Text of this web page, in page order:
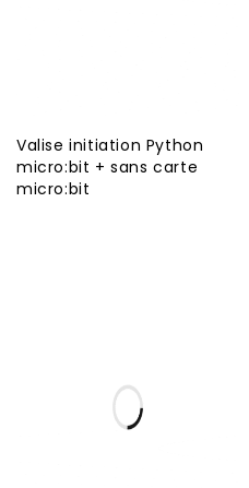
Valise initiation Python
micro:bit + sans carte
micro:bit